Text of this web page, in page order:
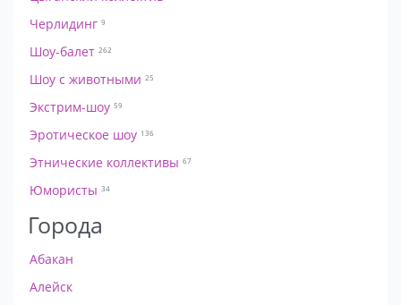
Черлидинг 9
Шоу-балет 262
Шоу с животными 25
Экстрим-шоу 59
Эротическое шоу 136
Этнические коллективы 67
Юмористы 34
Города
Абакан
Алейск